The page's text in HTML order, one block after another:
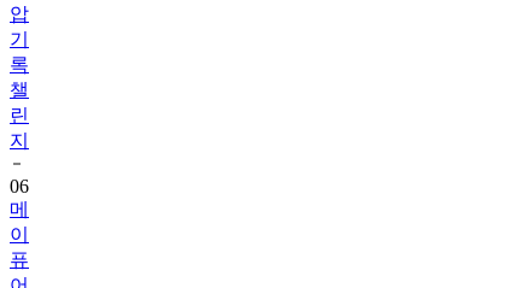
압
기
록
챌
린
지
06
메
이
퓨